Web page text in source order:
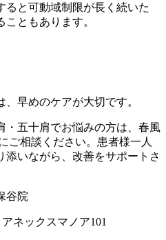
ると可動域制限が長く続いた
ともあります。
早めのケアが大切です。
・五十肩でお悩みの方は、春風
ご相談ください。患者様一人
いながら、改善をサポートさ
谷院
ネックスマノア101